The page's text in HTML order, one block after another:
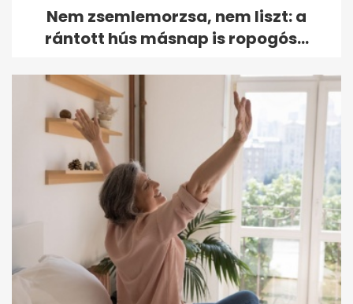
Nem zsemlemorzsa, nem liszt: a
rántott hús másnap is ropogós...